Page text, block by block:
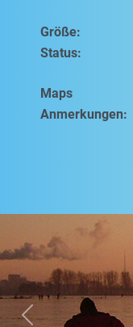
Previous
Größe:
Status:
Maps
Anmerkungen: